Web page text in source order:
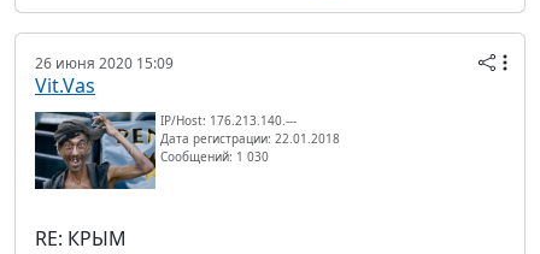
26 июня 2020 15:09
Vit.Vas
IP/Host: 176.213.140.---
Дата регистрации: 22.01.2018
Сообщений: 1 030
RE: КРЫМ